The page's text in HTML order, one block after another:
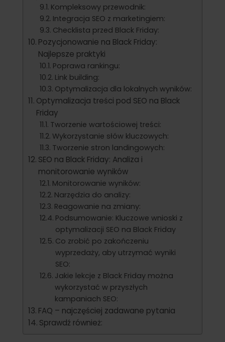
Kompleksowy przewodnik:
Integracja SEO z marketingiem:
Checklista przed Black Friday:
Pozycjonowanie na Black Friday:
Najlepsze praktyki
Poprawa rankingu:
Link building:
Optymalizacja dla lokalnych wyników:
Optymalizacja treści pod SEO na Black
Friday
Tworzenie wartościowej treści:
Wykorzystanie słów kluczowych:
Tworzenie stron landingowych:
SEO na Black Friday: Analiza i
monitorowanie wyników
Monitorowanie wyników:
Narzędzia do analizy:
Reagowanie na zmiany:
Podsumowanie: Kluczowe wnioski z
optymalizacji SEO na Black Friday
Co zrobić po zakończeniu
wyprzedaży, aby utrzymać wyniki
SEO:
Jakie lekcje z Black Friday można
wykorzystać w przyszłych
kampaniach SEO:
FAQ – najczęściej zadawane pytania
Sprawdź również: